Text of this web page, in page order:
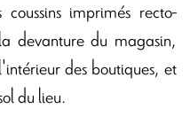
imprimés recto-
devanture du magasin,
des boutiques, et
du lieu.